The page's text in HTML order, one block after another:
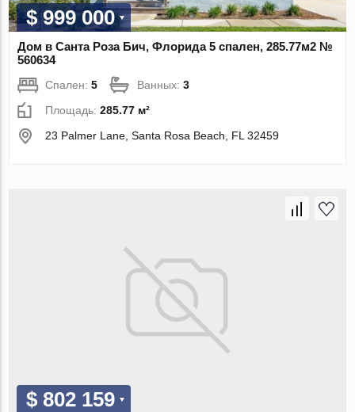
$ 999 000
Дом в Санта Роза Бич, Флорида 5 спален, 285.77м2 №
560634
Спален:5 Ванных:3
Площадь:285.77 м²
23 Palmer Lane, Santa Rosa Beach, FL 32459
$ 802 159